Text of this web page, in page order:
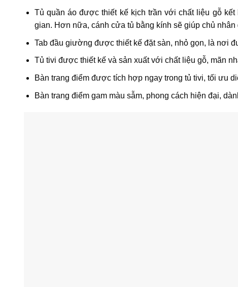
Tủ quần áo được thiết kế kịch trần với chất liệu gỗ
gian. Hơn nữa, cánh cửa tủ bằng kính sẽ giúp chủ
Tab đầu giường được thiết kế đặt sàn, nhỏ gọn, là nơi
Tủ tivi được thiết kế và sản xuất với chất liệu gỗ, mãn
Bàn trang điểm được tích hợp ngay trong tủ tivi, tối ưu
Bàn trang điểm gam màu sẫm, phong cách hiện đại,